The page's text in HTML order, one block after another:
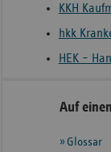
KKH
hkk
HEK –
Seitennavigation
Seitenleiste
weiteren
Auf
Glossar